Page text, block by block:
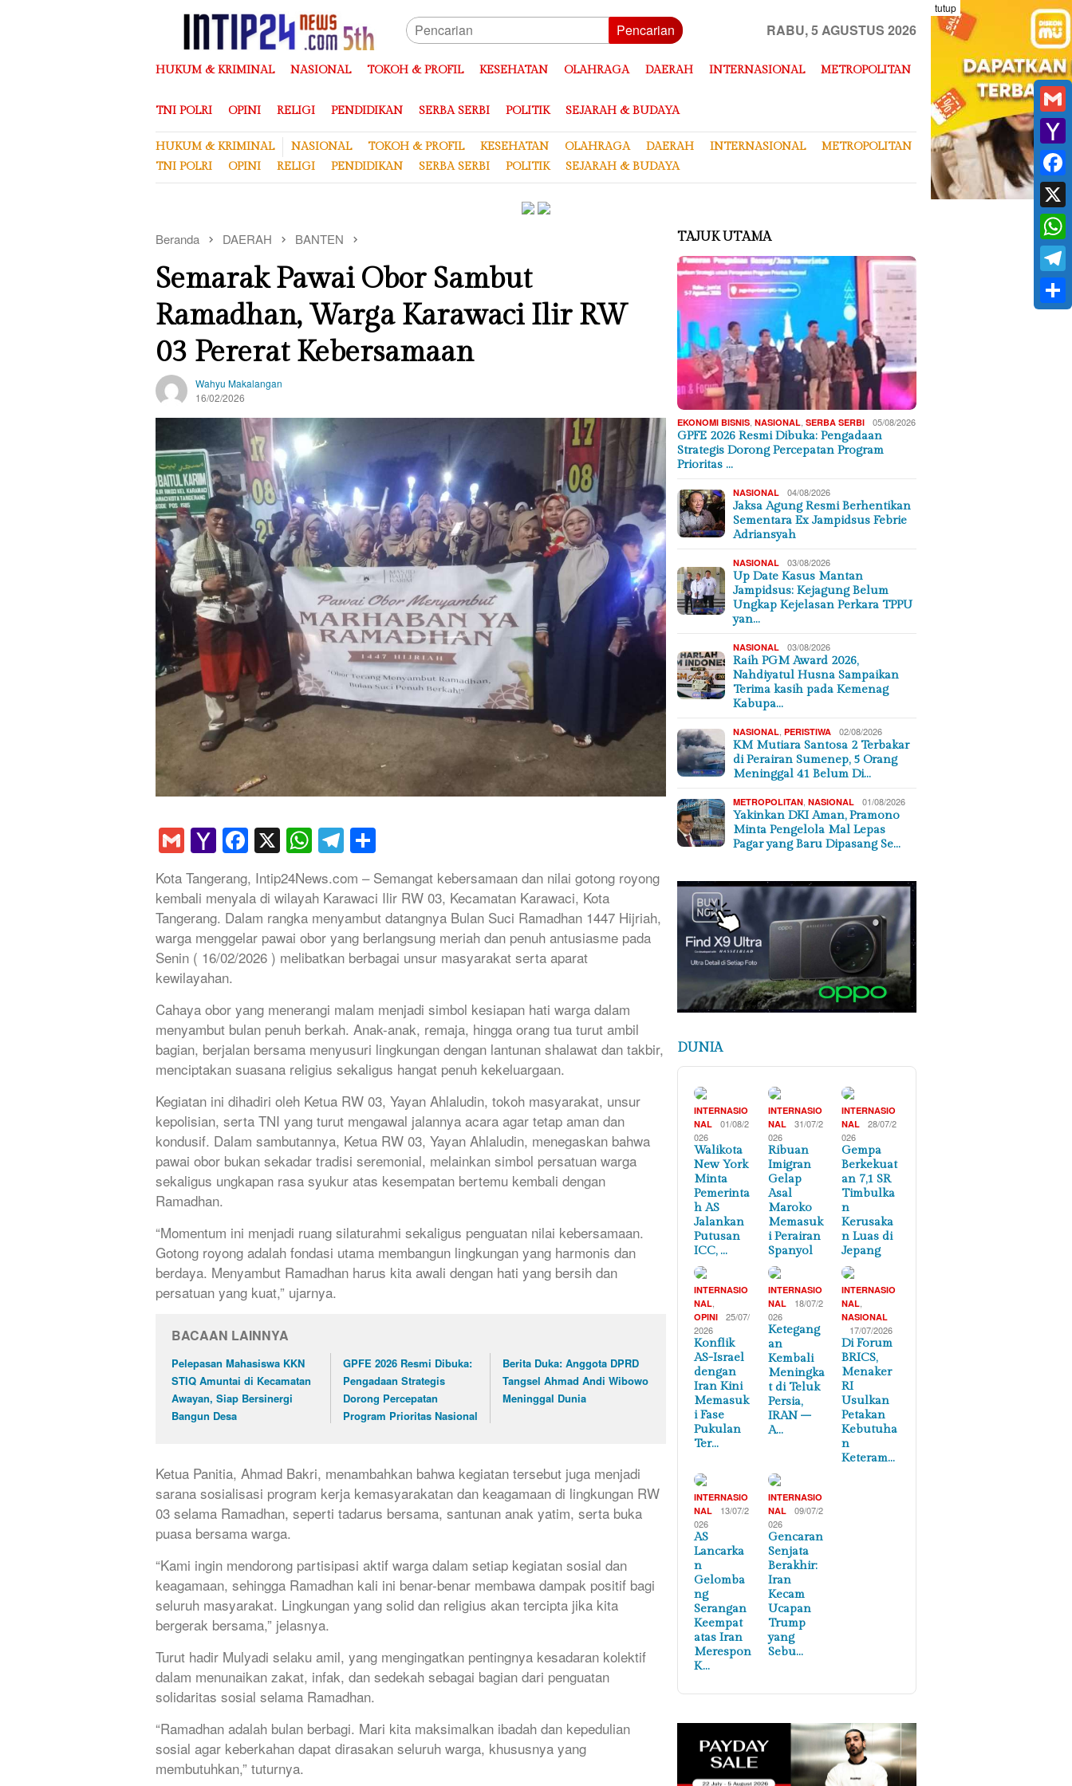
tutup
Pencarian RABU, 5 AGUSTUS 2026
HUKUM & KRIMINAL NASIONAL TOKOH & PROFIL KESEHATAN OLAHRAGA DAERAH INTERNASIONAL METROPOLITAN
TNI POLRI OPINI RELIGI PENDIDIKAN SERBA SERBI POLITIK SEJARAH & BUDAYA
HUKUM & KRIMINAL NASIONAL TOKOH & PROFIL KESEHATAN OLAHRAGA DAERAH INTERNASIONAL
METROPOLITAN
TNI POLRI
OPINI RELIGI PENDIDIKAN SERBA SERBI POLITIK SEJARAH & BUDAYA
Beranda DAERAH BANTEN
Semarak Pawai Obor Sambut
Ramadhan, Warga Karawaci Ilir RW
03 Pererat Kebersamaan
Wahyu Makalangan
16/02/2026
GmailYahoo
Mail
Facebook
X WhatsApp
Telegram
Kota Tangerang, Intip24News.com – Semangat kebersamaan dan nilai gotong royong
kembali menyala di wilayah Karawaci Ilir RW 03, Kecamatan Karawaci, Kota
Tangerang. Dalam rangka menyambut datangnya Bulan Suci Ramadhan 1447 Hijriah,
warga menggelar pawai obor yang berlangsung meriah dan penuh antusiasme pada
Senin ( 16/02/2026 ) melibatkan berbagai unsur masyarakat serta aparat
kewilayahan.
Cahaya obor yang menerangi malam menjadi simbol kesiapan hati warga dalam
menyambut bulan penuh berkah. Anak-anak, remaja, hingga orang tua turut ambil
bagian, berjalan bersama menyusuri lingkungan dengan lantunan shalawat dan takbir,
menciptakan suasana religius sekaligus hangat penuh kekeluargaan.
Kegiatan ini dihadiri oleh Ketua RW 03, Yayan Ahlaludin, tokoh masyarakat, unsur
kepolisian, serta TNI yang turut mengawal jalannya acara agar tetap aman dan
kondusif. Dalam sambutannya, Ketua RW 03, Yayan Ahlaludin, menegaskan bahwa
pawai obor bukan sekadar tradisi seremonial, melainkan simbol persatuan warga
sekaligus ungkapan rasa syukur atas kesempatan bertemu kembali dengan
Ramadhan.
“Momentum ini menjadi ruang silaturahmi sekaligus penguatan nilai kebersamaan.
Gotong royong adalah fondasi utama membangun lingkungan yang harmonis dan
berdaya. Menyambut Ramadhan harus kita awali dengan hati yang bersih dan
persatuan yang kuat,” ujarnya.
BACAAN LAINNYA
Pelepasan Mahasiswa KKN
STIQ Amuntai di Kecamatan
Awayan, Siap Bersinergi
Bangun Desa
GPFE 2026 Resmi Dibuka:
Pengadaan Strategis
Dorong Percepatan
Program Prioritas Nasional
Berita Duka: Anggota DPRD
Tangsel Ahmad Andi Wibowo
Meninggal Dunia
Ketua Panitia, Ahmad Bakri, menambahkan bahwa kegiatan tersebut juga menjadi
sarana sosialisasi program kerja kemasyarakatan dan keagamaan di lingkungan RW
03 selama Ramadhan, seperti tadarus bersama, santunan anak yatim, serta buka
puasa bersama warga.
“Kami ingin mendorong partisipasi aktif warga dalam setiap kegiatan sosial dan
keagamaan, sehingga Ramadhan kali ini benar-benar membawa dampak positif bagi
seluruh masyarakat. Lingkungan yang solid dan religius akan tercipta jika kita
bergerak bersama,” jelasnya.
Turut hadir Mulyadi selaku amil, yang mengingatkan pentingnya kesadaran kolektif
dalam menunaikan zakat, infak, dan sedekah sebagai bagian dari penguatan
solidaritas sosial selama Ramadhan.
“Ramadhan adalah bulan berbagi. Mari kita maksimalkan ibadah dan kepedulian
sosial agar keberkahan dapat dirasakan seluruh warga, khususnya yang
membutuhkan,” tuturnya.
TAJUK UTAMA
EKONOMI BISNIS ,NASIONAL ,SERBA SERBI 05/08/2026
GPFE 2026 Resmi Dibuka: Pengadaan
Strategis Dorong Percepatan Program
Prioritas …
NASIONAL 04/08/2026
Jaksa Agung Resmi Berhentikan
Sementara Ex Jampidsus Febrie
Adriansyah
NASIONAL 03/08/2026
Up Date Kasus Mantan
Jampidsus: Kejagung Belum
Ungkap Kejelasan Perkara TPPU
yan…
NASIONAL 03/08/2026
Raih PGM Award 2026,
Nahdiyatul Husna Sampaikan
Terima kasih pada Kemenag
Kabupa…
NASIONAL ,PERISTIWA 02/08/2026
KM Mutiara Santosa 2 Terbakar
di Perairan Sumenep, 5 Orang
Meninggal 41 Belum Di…
METROPOLITAN ,NASIONAL 01/08/2026
Yakinkan DKI Aman, Pramono
Minta Pengelola Mal Lepas
Pagar yang Baru Dipasang Se…
DUNIA
INTERNASIO
NAL
01/08/2
026
Walikota
New York
Minta
Pemerinta
h AS
Jalankan
Putusan
ICC, …
INTERNASIO
NAL
31/07/2
026
Ribuan
Imigran
Gelap
Asal
Maroko
Memasuk
i Perairan
Spanyol
INTERNASIO
NAL
28/07/2
026
Gempa
Berkekuat
an 7,1 SR
Timbulka
n
Kerusaka
n Luas di
Jepang
INTERNASIO
NAL
OPINI
25/07/
2026
Konflik
AS-Israel
dengan
Iran Kini
Memasuk
i Fase
Pukulan
Ter…
INTERNASIO
NAL
18/07/2
026
Ketegang
an
Kembali
Meningka
t di Teluk
Persia,
IRAN –
A…
INTERNASIO
NAL
NASIONAL
17/07/2026
Di Forum
BRICS,
Menaker
RI
Usulkan
Petakan
Kebutuha
n
Keteram…
INTERNASIO
NAL
13/07/2
026
AS
Lancarka
n
Gelomba
ng
Serangan
Keempat
atas Iran
Merespon
K…
INTERNASIO
NAL
09/07/2
026
Gencaran
Senjata
Berakhir:
Iran
Kecam
Ucapan
Trump
yang
Sebu…
Mail
X